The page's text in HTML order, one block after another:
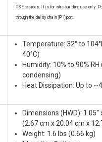
PSE resides. It is for intra-building use only.
through the daisy chain (P1) port.
Temperature: 32° to
40°C)
Humidity: 10% to 90% RH
condensing)
Heat Dissipation: Up to
Dimensions (HWD): 1.05"
(2.67 cm x 20.04 cm x
Weight: 1.6 lbs (0.66 kg)